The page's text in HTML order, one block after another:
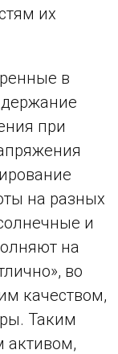
их
в
при
на разных
и
на
во
качеством,
Таким
активом,